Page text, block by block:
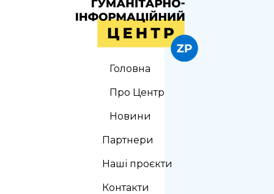
Головна
Про Центр
Новини
Партнери
Наші проєкти
Контакти